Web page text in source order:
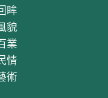
眸
貌
業
情
術